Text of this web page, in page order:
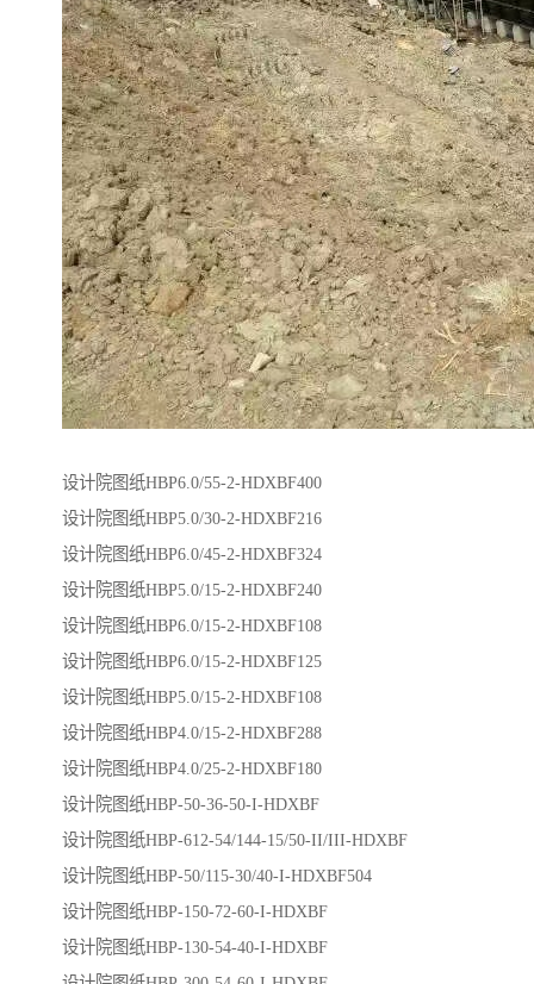
设计院图纸HBP6.0/55-2-HDXBF400
设计院图纸HBP5.0/30-2-HDXBF216
设计院图纸HBP6.0/45-2-HDXBF324
设计院图纸HBP5.0/15-2-HDXBF240
设计院图纸HBP6.0/15-2-HDXBF108
设计院图纸HBP6.0/15-2-HDXBF125
设计院图纸HBP5.0/15-2-HDXBF108
设计院图纸HBP4.0/15-2-HDXBF288
设计院图纸HBP4.0/25-2-HDXBF180
设计院图纸HBP-50-36-50-I-HDXBF
设计院图纸HBP-612-54/144-15/50-II/III-HDXBF
设计院图纸HBP-50/115-30/40-I-HDXBF504
设计院图纸HBP-150-72-60-I-HDXBF
设计院图纸HBP-130-54-40-I-HDXBF